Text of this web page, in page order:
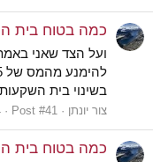
כמה בטוח בית
ועל הצד שאני
בשינוי בית
צור יונתן Post #41
כמה בטוח בית